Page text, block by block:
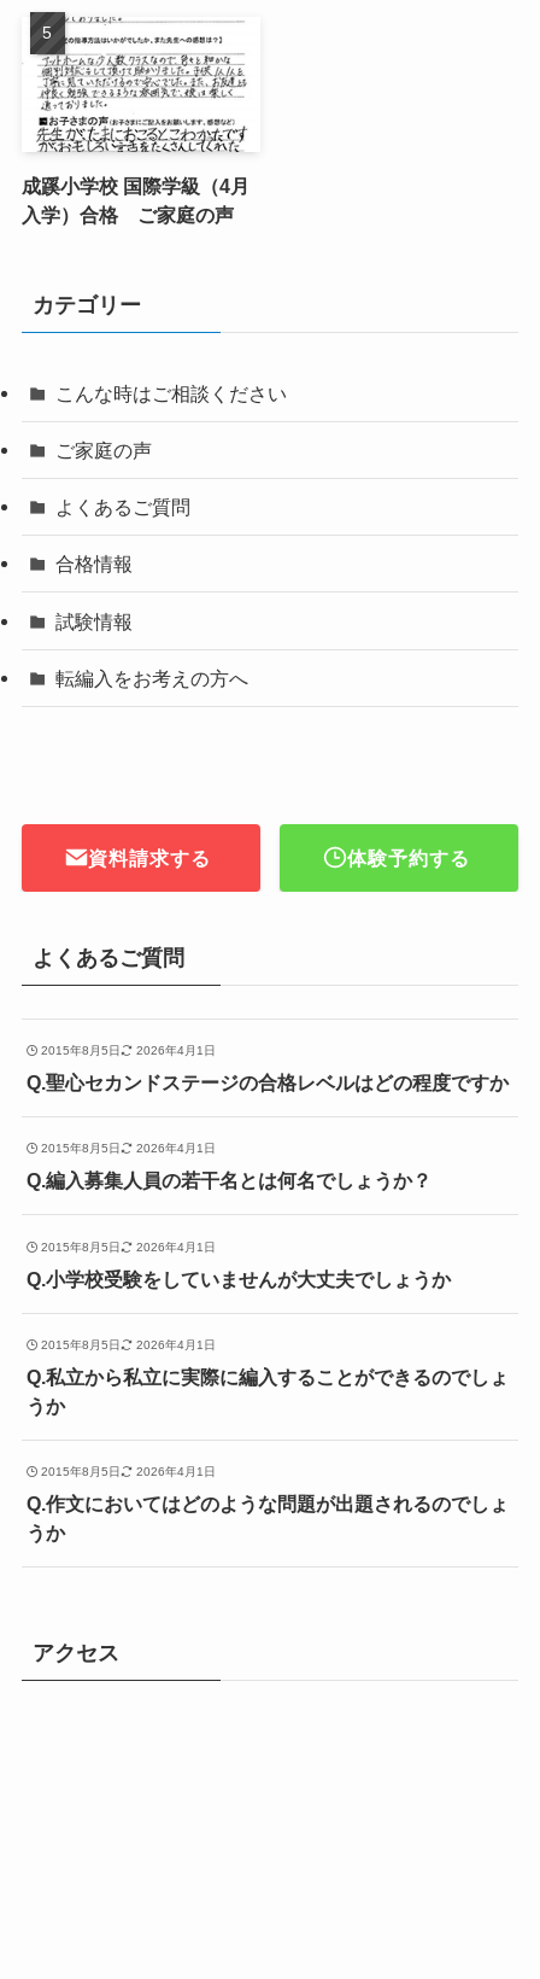
成蹊小学校 国際学級（4月
入学）合格 ご家庭の声
カテゴリー
こんな時はご相談ください
ご家庭の声
よくあるご質問
合格情報
試験情報
転編入をお考えの方へ
資料請求する 体験予約する
よくあるご質問
2015年8月5日 2026年4月1日
Q.聖心セカンドステージの合格レベルはどの程度ですか
2015年8月5日 2026年4月1日
Q.編入募集人員の若干名とは何名でしょうか？
2015年8月5日 2026年4月1日
Q.小学校受験をしていませんが大丈夫でしょうか
2015年8月5日 2026年4月1日
Q.私立から私立に実際に編入することができるのでしょ
うか
2015年8月5日 2026年4月1日
Q.作文においてはどのような問題が出題されるのでしょ
うか
アクセス